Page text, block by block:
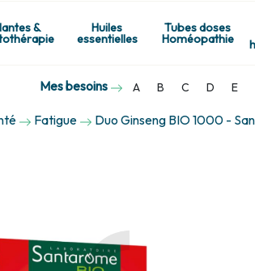
& Huiles
essentielles
Tubes doses
Homéopathie
Mes besoins A B C D E
Fatigue Duo Ginseng BIO 1000 -